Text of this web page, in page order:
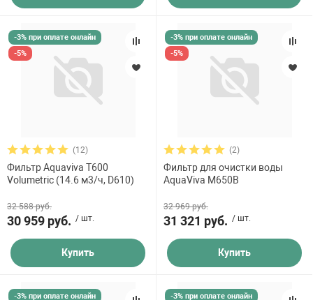
-3% при оплате онлайн
-5%
(12)
Фильтр Aquaviva T600
Volumetric (14.6 м3/ч, D610)
32 588 руб.
30 959 руб. / шт.
Купить
-3% при оплате онлайн
-5%
(2)
Фильтр для очистки воды
AquaViva M650B
32 969 руб.
31 321 руб. / шт.
Купить
-3% при оплате онлайн -3% при оплате онлайн